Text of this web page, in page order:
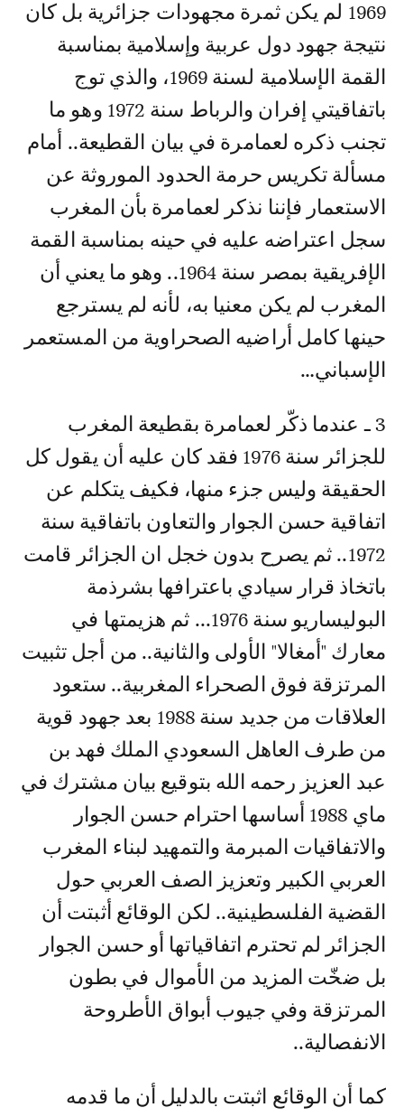
1969 لم يكن ثمرة مجهودات جزائرية بل كان
نتيجة جهود دول عربية وإسلامية بمناسبة
القمة الإسلامية لسنة 1969، والذي توج
باتفاقيتي إفران والرباط سنة 1972 وهو ما
تجنب ذكره لعمامرة في بيان القطيعة.. أمام
مسألة تكريس حرمة الحدود الموروثة عن
الاستعمار فإننا نذكر لعمامرة بأن المغرب
سجل اعتراضه عليه في حينه بمناسبة القمة
الإفريقية بمصر سنة 1964.. وهو ما يعني أن
المغرب لم يكن معنيا به، لأنه لم يسترجع
حينها كامل أراضيه الصحراوية من المستعمر
الإسباني…
3 ـ عندما ذكّر لعمامرة بقطيعة المغرب
للجزائر سنة 1976 فقد كان عليه أن يقول كل
الحقيقة وليس جزء منها، فكيف يتكلم عن
اتفاقية حسن الجوار والتعاون باتفاقية سنة
1972.. ثم يصرح بدون خجل ان الجزائر قامت
باتخاذ قرار سيادي باعترافها بشرذمة
البوليساريو سنة 1976... ثم هزيمتها في
معارك "أمغالا" الأولى والثانية.. من أجل تثبيت
المرتزقة فوق الصحراء المغربية.. ستعود
العلاقات من جديد سنة 1988 بعد جهود قوية
من طرف العاهل السعودي الملك فهد بن
عبد العزيز رحمه الله بتوقيع بيان مشترك في
ماي 1988 أساسها احترام حسن الجوار
والاتفاقيات المبرمة والتمهيد لبناء المغرب
العربي الكبير وتعزيز الصف العربي حول
القضية الفلسطينية.. لكن الوقائع أثبتت أن
الجزائر لم تحترم اتفاقياتها أو حسن الجوار
بل ضخّت المزيد من الأموال في بطون
المرتزقة وفي جيوب أبواق الأطروحة
الانفصالية..
كما أن الوقائع اثبتت بالدليل أن ما قدمه